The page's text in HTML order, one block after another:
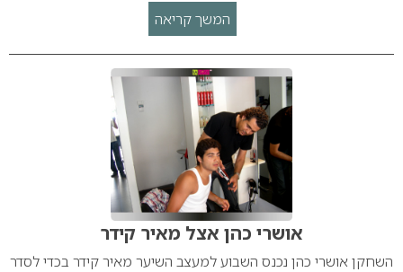
המשך קריאה
אושרי כהן אצל מאיר קידר
השחקן אושרי כהן נכנס השבוע למעצב השיער מאיר קידר בכדי לסדר